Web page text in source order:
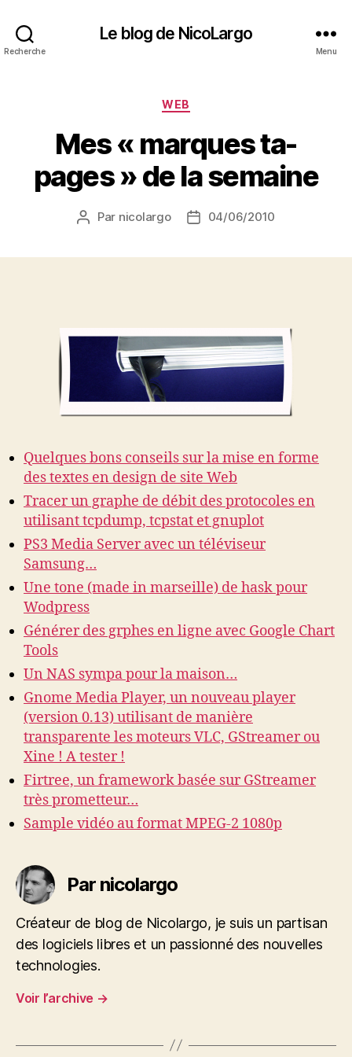
Recherche
Le blog de NicoLargo
Menu
Catégories
WEB
Mes « marques ta-
pages » de la semaine
Auteur
Par nicolargo
Date04/06/2010
Quelques bons conseils sur la mise en forme
des textes en design de site Web
Tracer un graphe de débit des protocoles en
utilisant tcpdump, tcpstat et gnuplot
PS3 Media Server avec un téléviseur
Samsung…
Une tone (made in marseille) de hask pour
Wodpress
Générer des grphes en ligne avec Google Chart
Tools
Un NAS sympa pour la maison…
Gnome Media Player, un nouveau player
(version 0.13) utilisant de manière
transparente les moteurs VLC, GStreamer ou
Xine ! A tester !
Firtree, un framework basée sur GStreamer
très prometteur…
Sample vidéo au format MPEG-2 1080p
Par nicolargo
Créateur de blog de Nicolargo, je suis un partisan
des logiciels libres et un passionné des nouvelles
technologies.
Voir l’archive →